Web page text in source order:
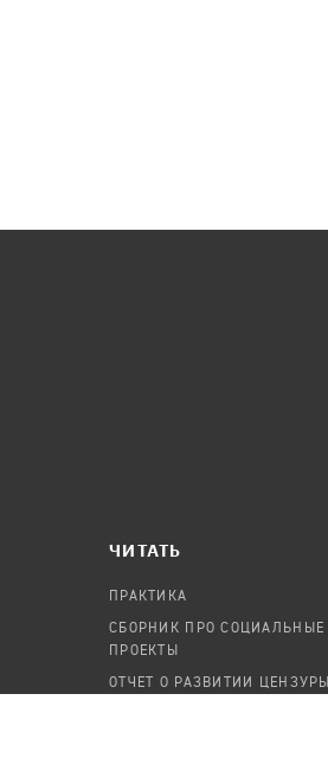
ЧИТАТЬ
ПРАКТИКА
СБОРНИК ПРО СОЦИАЛЬНЫЕ
ПРОЕКТЫ
ОТЧЕТ О РАЗВИТИИ ЦЕНЗУРЫ